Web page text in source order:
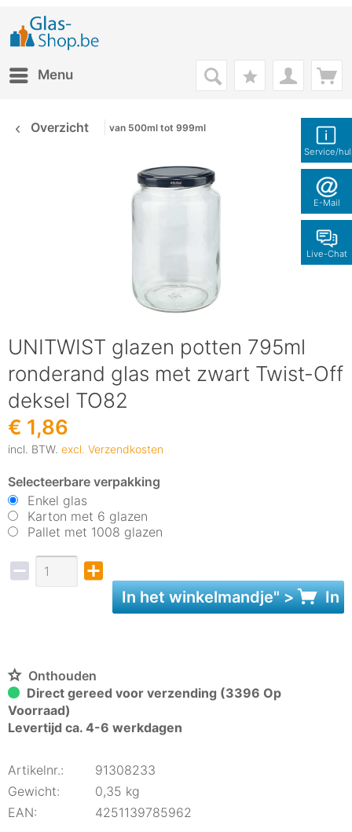
Service/
E-Mail
Live-Chat
Menu
Overzicht van 500ml tot 999ml
UNITWIST glazen potten 795ml
ronderand glas met zwart Twist-Off
deksel TO82
€ 1,86
incl. BTW. excl. Verzendkosten
Selecteerbare verpakking
Enkel glas
Karton met 6 glazen
Pallet met 1008 glazen
In hetwinkelmandje" > In
Onthouden
Direct gereed voor verzending (3396 Op
Voorraad)
Levertijd ca. 4-6 werkdagen
Artikelnr.:
91308233
Gewicht:
0,35 kg
EAN:
4251139785962